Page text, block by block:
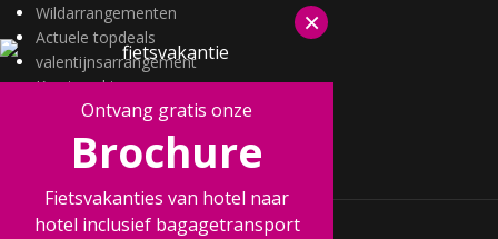
Wildarrangementen
Actuele topdeals
valentijnsarrangement
Kerstmarkten
Fietsvakanties
Wandelvakanties
×
Ontvang gratis onze
Brochure
Fietsvakanties van hotel naar
hotel inclusief bagagetransport